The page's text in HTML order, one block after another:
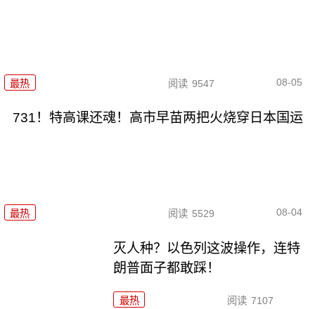
最热 阅读 9547 08-05
731！特高课还魂！高市早苗两把火烧穿日本国运
最热 阅读 5529 08-04
灭人种？以色列这波操作，连特
朗普面子都敢踩！
最热 阅读 7107